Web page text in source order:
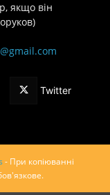
якщо він
Twitter
- При копіюванні